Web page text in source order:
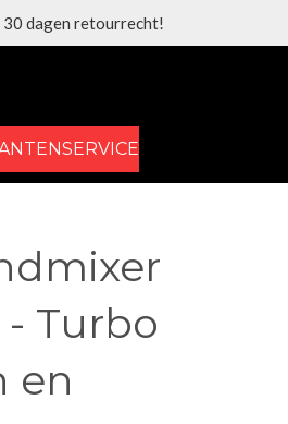
30 dagen retourrecht!
Turbo
en